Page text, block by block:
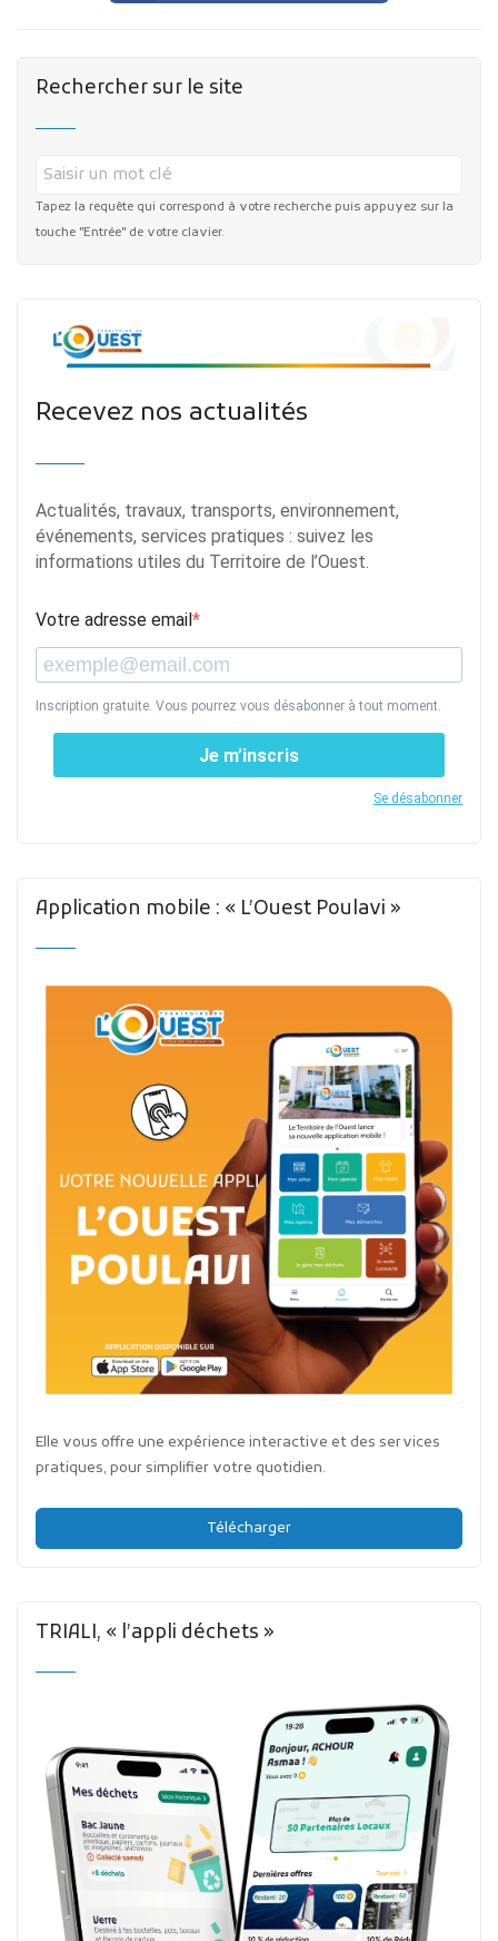
Rechercher sur le site
Tapez la requête qui correspond à votre recherche puis appuyez sur la
touche "Entrée" de votre clavier.
Recevez nos actualités
Actualités, travaux, transports, environnement,
événements, services pratiques : suivez les
informations utiles du Territoire de l’Ouest.
Votre adresse email
Inscription gratuite. Vous pourrez vous désabonner à tout moment.
Je m’inscris
Se désabonner
Application mobile : « L’Ouest Poulavi »
Elle vous offre une expérience interactive et des services
pratiques, pour simplifier votre quotidien.
Télécharger
TRIALI, « l’appli déchets »